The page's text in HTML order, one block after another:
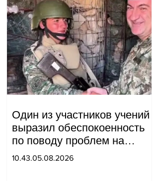
Один из участников учений
выразил обеспокоенность
по поводу проблем на
одном из постов в Сюнике.
10.43.05.08.2026